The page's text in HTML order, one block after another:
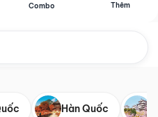
Combo Thêm
Hàn Quốc